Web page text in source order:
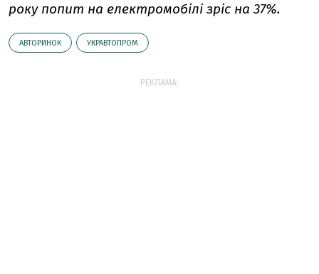
року попит на електромобілі зріс на 37%.
АВТОРИНОК УКРАВТОПРОМ
РЕКЛАМА: